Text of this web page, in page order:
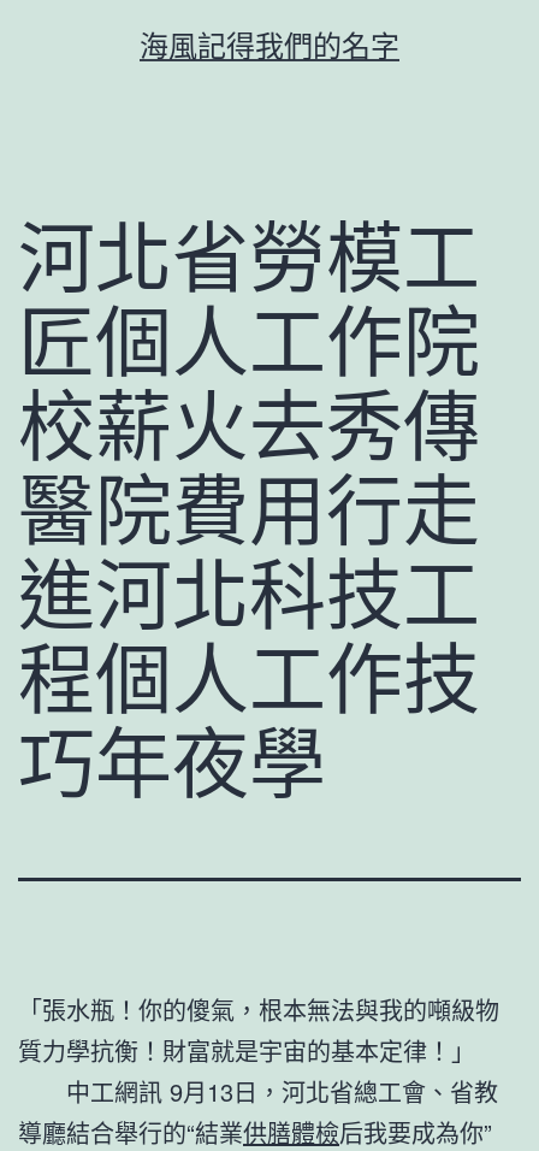
海風記得我們的名字
河北省勞模工
匠個人工作院
校薪火去秀傳
醫院費用行走
進河北科技工
程個人工作技
巧年夜學
「張水瓶！你的傻氣，根本無法與我的噸級物
質力學抗衡！財富就是宇宙的基本定律！」
中工網訊 9月13日， 河北省總工會、省教
導廳結合舉行的“結業供膳體檢后我要成為你”